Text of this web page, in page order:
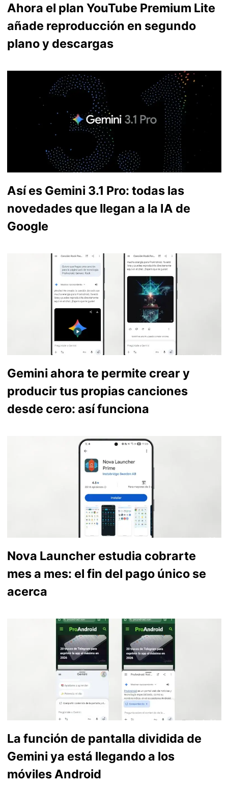
Ahora el plan YouTube Premium Lite
añade reproducción en segundo
plano y descargas
Así es Gemini 3.1 Pro: todas las
novedades que llegan a la IA de
Google
Gemini ahora te permite crear y
producir tus propias canciones
desde cero: así funciona
Nova Launcher estudia cobrarte
mes a mes: el fin del pago único se
acerca
La función de pantalla dividida de
Gemini ya está llegando a los
móviles Android